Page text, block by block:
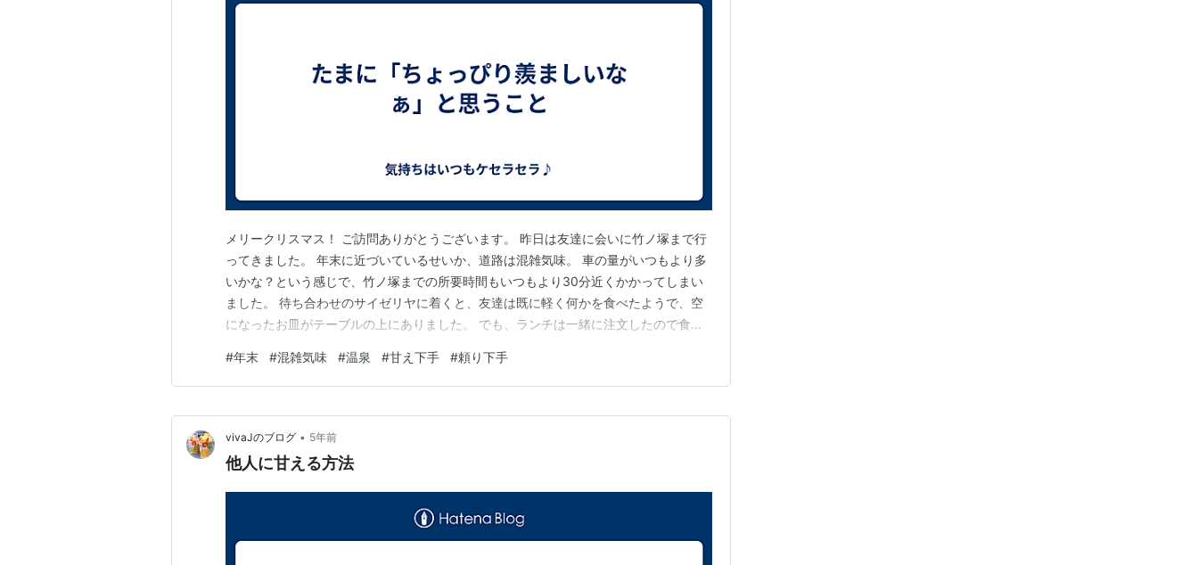
メリークリスマス！ ご訪問ありがとうございます。 昨日は友達に会いに竹ノ塚まで行
ってきました。 年末に近づいているせいか、道路は混雑気味。 車の量がいつもより多
いかな？という感じで、竹ノ塚までの所要時間もいつもより30分近くかかってしまい
ました。 待ち合わせのサイゼリヤに着くと、友達は既に軽く何かを食べたようで、空
になったお皿がテーブルの上にありました。 でも、ランチは一緒に注文したので食事
どでしたが、お店を出たのは午後2時半を過ぎていたので、3時間を少し過ぎた滞在時
間でした。 歩きで来ていた友達は駐車場に停めてある…
#年末 #混雑気味 #温泉 #甘え下手 #頼り下手
vivaJのブログ • 5年前
他人に甘える方法